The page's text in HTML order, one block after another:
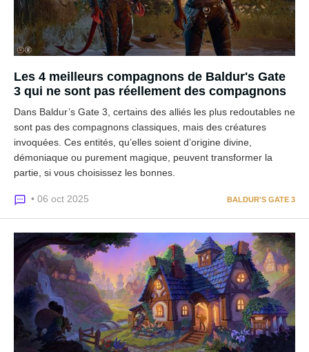
Les 4 meilleurs compagnons de Baldur's Gate
3 qui ne sont pas réellement des compagnons
Dans Baldur’s Gate 3, certains des alliés les plus redoutables ne
sont pas des compagnons classiques, mais des créatures
invoquées. Ces entités, qu’elles soient d’origine divine,
démoniaque ou purement magique, peuvent transformer la
partie, si vous choisissez les bonnes.
• 06 oct 2025 BALDUR'S GATE 3